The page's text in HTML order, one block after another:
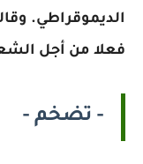
الديموقراطي.
فعلا من أجل
- تضخم -